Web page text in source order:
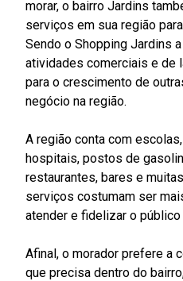
morar, o bairro Jardins
serviços em sua região
Sendo o Shopping Jardins
atividades comerciais e de
para o crescimento de
negócio na região.
A região conta com
hospitais, postos de
restaurantes, bares e
serviços costumam ser
atender e fidelizar o público
Afinal, o morador prefere a
que precisa dentro do